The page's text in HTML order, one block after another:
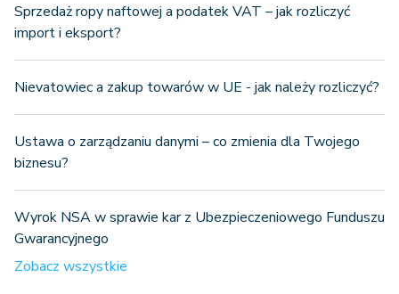
Sprzedaż ropy naftowej a podatek VAT – jak rozliczyć
import i eksport?
Nievatowiec a zakup towarów w UE - jak należy rozliczyć?
Ustawa o zarządzaniu danymi – co zmienia dla Twojego
biznesu?
Wyrok NSA w sprawie kar z Ubezpieczeniowego Funduszu
Gwarancyjnego
Zobacz wszystkie